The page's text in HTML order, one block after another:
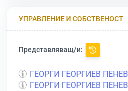
УПРАВЛЕНИЕ И СОБСТВЕНОСТ
Представляващ/и:
ГЕОРГИ ГЕОРГИЕВ ПЕНЕВ
ГЕОРГИ ГЕОРГИЕВ ПЕНЕВ